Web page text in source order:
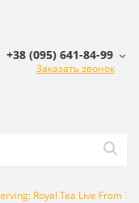
+38 (095) 641-84-99
Заказать звонок
Royal Tea Live From